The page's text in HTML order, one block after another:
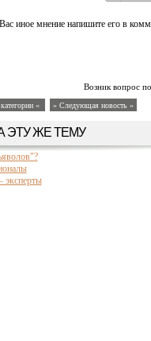
иное мнение напишите его в
Возник вопрос
« » Следующая новость »
ЭТУ ЖЕ ТЕМУ
эксперты